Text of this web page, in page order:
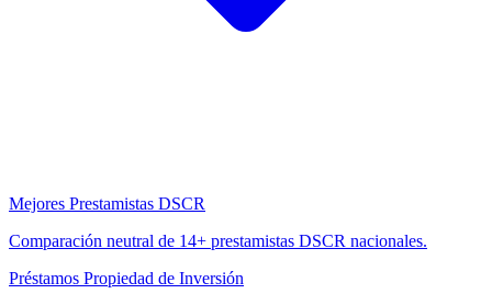
Mejores Prestamistas DSCR
Comparación neutral de 14+ prestamistas DSCR nacionales.
Préstamos Propiedad de Inversión